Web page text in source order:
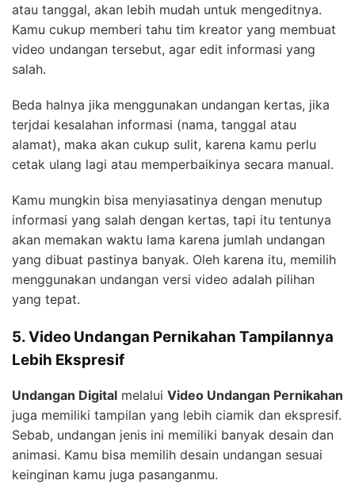
atau tanggal, akan lebih mudah untuk mengeditnya.
Kamu cukup memberi tahu tim kreator yang membuat
video undangan tersebut, agar edit informasi yang
salah.
Beda halnya jika menggunakan undangan kertas, jika
terjdai kesalahan informasi (nama, tanggal atau
alamat), maka akan cukup sulit, karena kamu perlu
cetak ulang lagi atau memperbaikinya secara manual.
Kamu mungkin bisa menyiasatinya dengan menutup
informasi yang salah dengan kertas, tapi itu tentunya
akan memakan waktu lama karena jumlah undangan
yang dibuat pastinya banyak. Oleh karena itu, memilih
menggunakan undangan versi video adalah pilihan
yang tepat.
5. Video Undangan Pernikahan Tampilannya
Lebih Ekspresif
Undangan Digital melalui Video Undangan Pernikahan
juga memiliki tampilan yang lebih ciamik dan ekspresif.
Sebab, undangan jenis ini memiliki banyak desain dan
animasi. Kamu bisa memilih desain undangan sesuai
keinginan kamu juga pasanganmu.